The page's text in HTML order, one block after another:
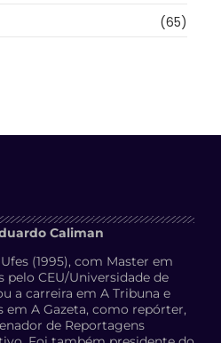
(65)
Caliman
(1995), com Master em
pelo CEU/Universidade de
a carreira em A Tribuna e
em A Gazeta, como repórter,
de Reportagens